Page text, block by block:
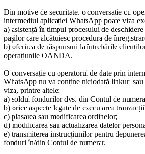
Din motive de securitate, o conversație cu
intermediul aplicației WhatsApp poate viza
a) asistență în timpul procesului de
pașilor care alcătuiesc procedura de
b) oferirea de răspunsuri la întrebările
operațiunile OANDA.
O conversație cu operatorul de date prin
WhatsApp nu va conține niciodată linkuri sau
viza, printre altele:
a) soldul fondurilor dvs. din Contul de
b) orice aspecte legate de executarea
c) plasarea sau modificarea ordinelor;
d) modificarea sau actualizarea datelor
e) transmiterea instrucțiunilor pentru
fonduri în/din Contul de numerar.